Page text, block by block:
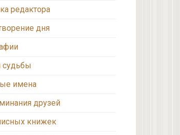
редактора
дня
судьбы
имена
друзей
книжек